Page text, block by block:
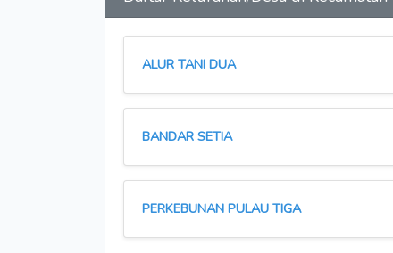
ALUR TANI DUA
BANDAR SETIA
PERKEBUNAN PULAU TIGA